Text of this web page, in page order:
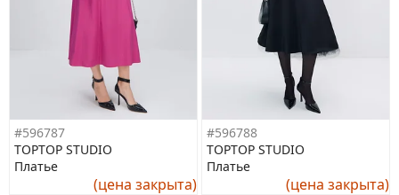
#596787
TOPTOP STUDIO
Платье
(цена закрыта)
#596788
TOPTOP STUDIO
Платье
(цена закрыта)